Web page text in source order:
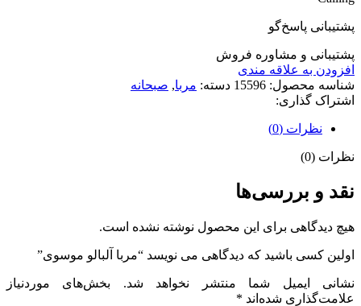
پشتیبانی پاسخ‌گو
پشتیبانی و مشاوره فروش
افزودن به علاقه مندی
شناسه محصول: 15596 دسته: مربا, صبحانه
اشتراک گذاری:
نظرات (0)
نظرات (0)
نقد و بررسی‌ها
هیچ دیدگاهی برای این محصول نوشته نشده است.
اولین کسی باشید که دیدگاهی می نویسد “مربا آلبالو موسوی”
نشانی ایمیل شما منتشر نخواهد شد.
بخش‌های موردنیاز
علامت‌گذاری شده‌اند *